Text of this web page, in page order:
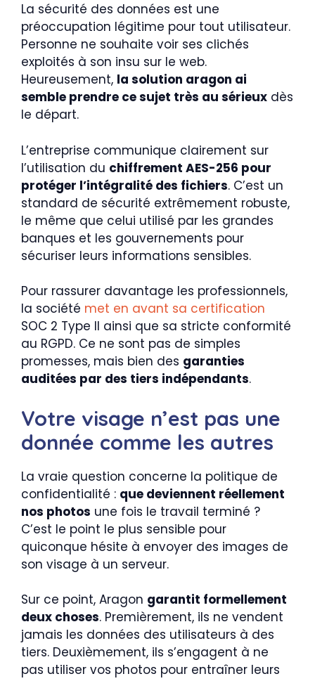
La sécurité des données est une
préoccupation légitime pour tout utilisateur.
Personne ne souhaite voir ses clichés
exploités à son insu sur le web.
Heureusement, la solution aragon ai
semble prendre ce sujet très au sérieux dès
le départ.
L’entreprise communique clairement sur
l’utilisation du chiffrement AES-256 pour
protéger l’intégralité des fichiers. C’est un
standard de sécurité extrêmement robuste,
le même que celui utilisé par les grandes
banques et les gouvernements pour
sécuriser leurs informations sensibles.
Pour rassurer davantage les professionnels,
la société met en avant sa certification
SOC 2 Type II ainsi que sa stricte conformité
au RGPD. Ce ne sont pas de simples
promesses, mais bien des garanties
auditées par des tiers indépendants.
Votre visage n’est pas une
donnée comme les autres
La vraie question concerne la politique de
confidentialité : que deviennent réellement
nos photos une fois le travail terminé ?
C’est le point le plus sensible pour
quiconque hésite à envoyer des images de
son visage à un serveur.
Sur ce point, Aragon garantit formellement
deux choses. Premièrement, ils ne vendent
jamais les données des utilisateurs à des
tiers. Deuxièmement, ils s’engagent à ne
pas utiliser vos photos pour entraîner leurs